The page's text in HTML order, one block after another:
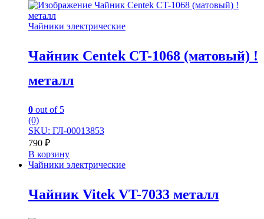
Чайники электрические
Чайник Centek CT-1068 (матовый) !
металл
0 out of 5
(0)
SKU: ГЛ-00013853
790 ₽
В корзину
Чайники электрические
Чайник Vitek VT-7033 металл